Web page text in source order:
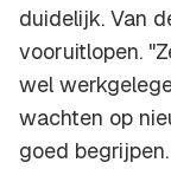
duidelijk. Van
vooruitlopen.
wel
wachten op
goed